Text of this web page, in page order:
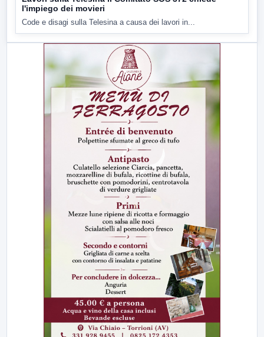
l'impiego dei movieri
Code e disagi sulla Telesina a causa dei lavori in...